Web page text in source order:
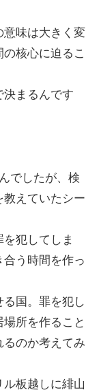
味は大きく変
核心に迫るこ
決まるんです
でしたが、検
えていたシー
犯してしま
う時間を作っ
る国。罪を犯し
所を作ること
のか考えてみ
板越しに緋山